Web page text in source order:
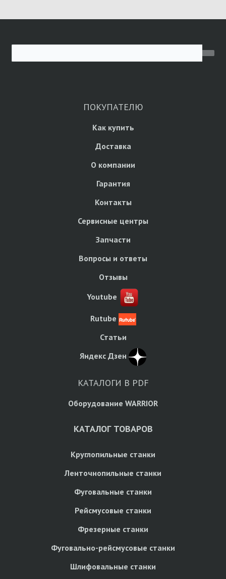
ПОКУПАТЕЛЮ
Как купить
Доставка
О компании
Гарантия
Контакты
Сервисные центры
Запчасти
Вопросы и ответы
Отзывы
Youtube
Rutube
Статьи
Яндекс Дзен
КАТАЛОГИ В PDF
Оборудование WARRIOR
КАТАЛОГ ТОВАРОВ
Круглопильные станки
Ленточнопильные станки
Фуговальные станки
Рейсмусовые станки
Фрезерные станки
Фуговально-рейсмусовые станки
Шлифовальные станки